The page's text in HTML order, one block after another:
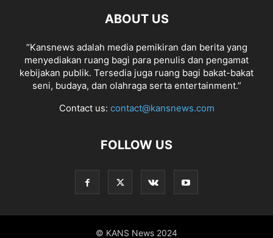
ABOUT US
“Kansnews adalah media pemikiran dan berita yang
menyediakan ruang bagi para penulis dan pengamat
kebijakan publik. Tersedia juga ruang bagi bakat-bakat
seni, budaya, dan olahraga serta entertainment.”
Contact us: contact@kansnews.com
FOLLOW US
© KANS News 2024